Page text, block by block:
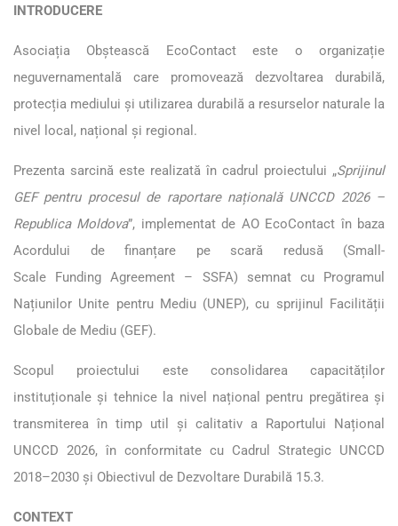
INTRODUCERE
Asociația Obștească EcoContact este o organizație
neguvernamentală care promovează dezvoltarea durabilă,
protecția mediului și utilizarea durabilă a resurselor naturale la
nivel local, național și regional.
Prezenta sarcină este realizată în cadrul proiectului „Sprijinul
GEF pentru procesul de raportare națională UNCCD 2026 –
Republica Moldova”, implementat de AO EcoContact în baza
Acordului de finanțare pe scară redusă (Small-
Scale Funding Agreement – SSFA) semnat cu Programul
Națiunilor Unite pentru Mediu (UNEP), cu sprijinul Facilității
Globale de Mediu (GEF).
Scopul proiectului este consolidarea capacităților
instituționale și tehnice la nivel național pentru pregătirea și
transmiterea în timp util și calitativ a Raportului Național
UNCCD 2026, în conformitate cu Cadrul Strategic UNCCD
2018–2030 și Obiectivul de Dezvoltare Durabilă 15.3.
CONTEXT